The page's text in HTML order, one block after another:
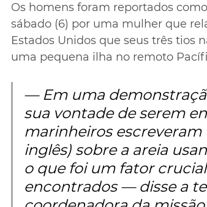
Os homens foram reportados
sábado (6) por uma mulher que
Estados Unidos que seus três tios
uma pequena ilha no remoto
— Em uma
sua vontade de serem
marinheiros escreveram
inglês) sobre a areia
o que foi um fator
encontrados — disse a